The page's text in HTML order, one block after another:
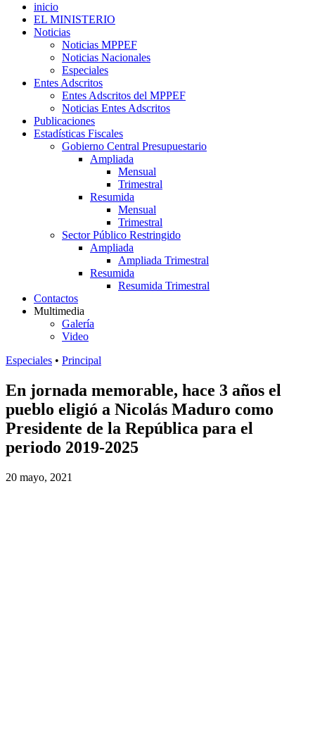
inicio
EL MINISTERIO
Noticias
Noticias MPPEF
Noticias Nacionales
Especiales
Entes Adscritos
Entes Adscritos del MPPEF
Noticias Entes Adscritos
Publicaciones
Estadísticas Fiscales
Gobierno Central Presupuestario
Ampliada
Mensual
Trimestral
Resumida
Mensual
Trimestral
Sector Público Restringido
Ampliada
Ampliada Trimestral
Resumida
Resumida Trimestral
Contactos
Multimedia
Galería
Video
Especiales • Principal
En jornada memorable, hace 3 años el
pueblo eligió a Nicolás Maduro como
Presidente de la República para el
periodo 2019-2025
20 mayo, 2021